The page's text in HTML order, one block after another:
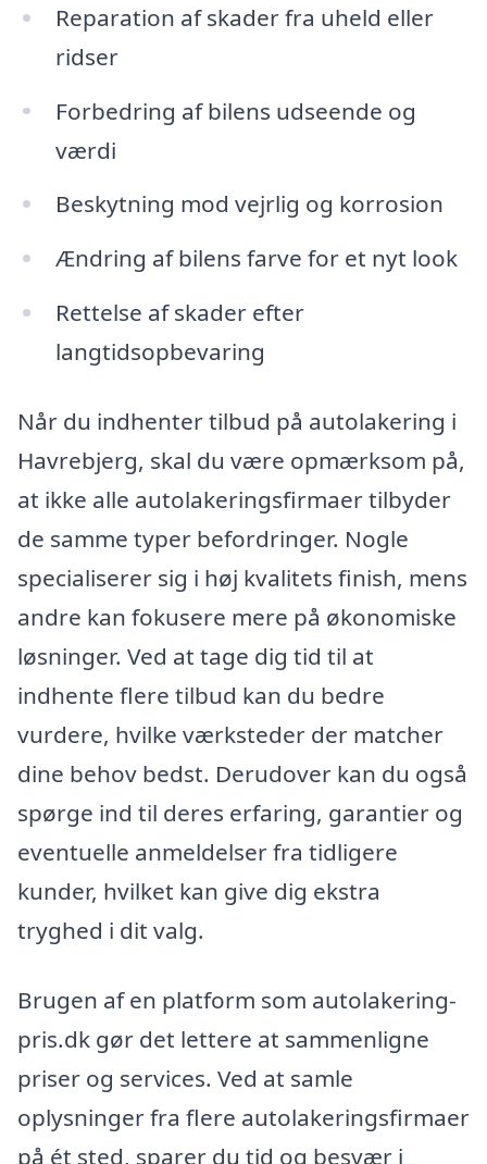
Reparation af skader fra uheld eller
ridser
Forbedring af bilens udseende og
værdi
Beskytning mod vejrlig og korrosion
Ændring af bilens farve for et nyt look
Rettelse af skader efter
langtidsopbevaring
Når du indhenter tilbud på autolakering i
Havrebjerg, skal du være opmærksom på,
at ikke alle autolakeringsfirmaer tilbyder
de samme typer befordringer. Nogle
specialiserer sig i høj kvalitets finish, mens
andre kan fokusere mere på økonomiske
løsninger. Ved at tage dig tid til at
indhente flere tilbud kan du bedre
vurdere, hvilke værksteder der matcher
dine behov bedst. Derudover kan du også
spørge ind til deres erfaring, garantier og
eventuelle anmeldelser fra tidligere
kunder, hvilket kan give dig ekstra
tryghed i dit valg.
Brugen af en platform som autolakering-
pris.dk gør det lettere at sammenligne
priser og services. Ved at samle
oplysninger fra flere autolakeringsfirmaer
på ét sted, sparer du tid og besvær i